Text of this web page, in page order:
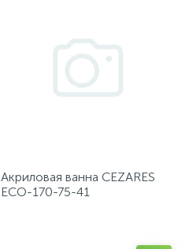
Акриловая ванна CEZARES
ECO-170-75-41